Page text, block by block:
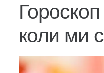
Гороскоп
коли ми